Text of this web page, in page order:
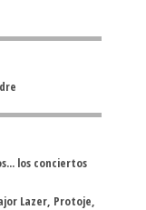
los conciertos
Lazer, Protoje,